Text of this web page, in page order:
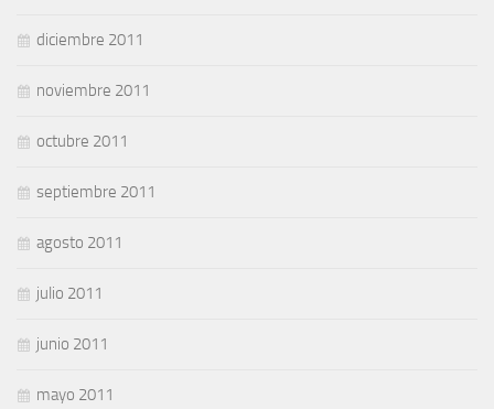
diciembre 2011
noviembre 2011
octubre 2011
septiembre 2011
agosto 2011
julio 2011
junio 2011
mayo 2011